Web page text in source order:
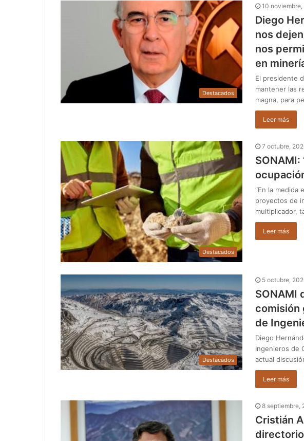
Destacados
10
Diego
nos
nos
en
El presidente
mantener las
magna, para
Leer más
Destacados
7 octubre,
SONAMI:
“En la medida
proyectos de
multiplicador,
Leer más
Destacados
5 octubre,
SONAMI
comisión
de
Diego
Ingenieros de
actual
Leer más
8 septiembre,
Cristián